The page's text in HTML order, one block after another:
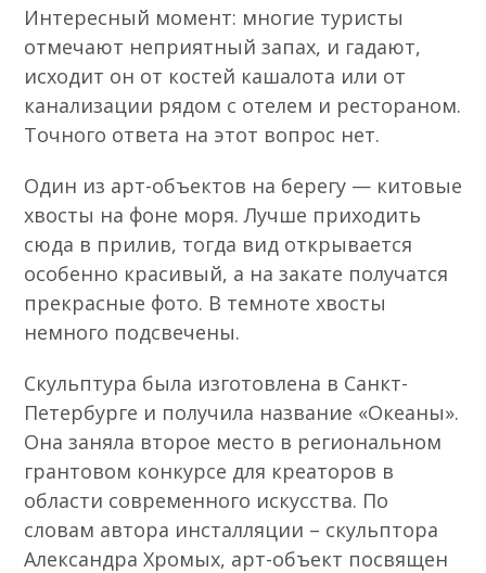
Интересный момент: многие туристы
отмечают неприятный запах, и гадают,
исходит он от костей кашалота или от
канализации рядом с отелем и рестораном.
Точного ответа на этот вопрос нет.
Один из арт-объектов на берегу — китовые
хвосты на фоне моря. Лучше приходить
сюда в прилив, тогда вид открывается
особенно красивый, а на закате получатся
прекрасные фото. В темноте хвосты
немного подсвечены.
Скульптура была изготовлена в Санкт-
Петербурге и получила название «Океаны».
Она заняла второе место в региональном
грантовом конкурсе для креаторов в
области современного искусства. По
словам автора инсталляции – скульптора
Александра Хромых, арт-объект посвящен